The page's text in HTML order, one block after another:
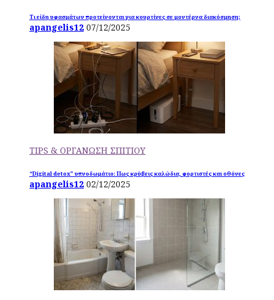
Τι είδη υφασμάτων προτείνονται για κουρτίνες σε μοντέρνα διακόσμηση;
apangelis12 07/12/2025
TIPS & ΟΡΓΑΝΩΣΗ ΣΠΙΤΙΟΥ
“Digital detox” υπνοδωμάτιο: Πως κρύβεις καλώδια, φορτιστές και οθόνες
apangelis12 02/12/2025